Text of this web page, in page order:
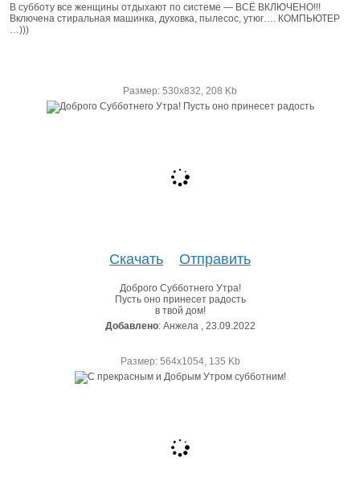
В субботу все женщины отдыхают по системе — ВСЁ ВКЛЮЧЕНО!!!
Включена стиральная машинка, духовка, пылесос, утюг…. КОМПЬЮТЕР
…)))
Размер: 530х832, 208 Kb
Скачать Отправить
Доброго Субботнего Утра!
Пусть оно принесет радость
в твой дом!
Добавлено: Анжела , 23.09.2022
Размер: 564х1054, 135 Kb